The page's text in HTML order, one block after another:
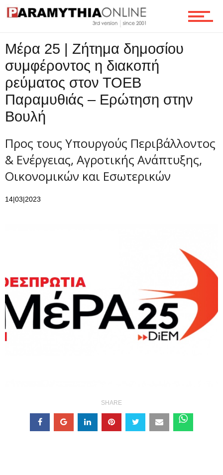
Μέρα 25 | Ζήτημα δημοσίου
συμφέροντος η διακοπή
ρεύματος στον ΤΟΕΒ
Παραμυθιάς – Ερώτηση στην
Βουλή
Προς τους Υπουργούς Περιβάλλοντος
& Ενέργειας, Αγροτικής Ανάπτυξης,
Οικονομικών και Εσωτερικών
14|03|2023
SHARE